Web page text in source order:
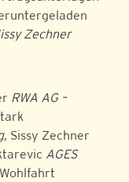
Zechner
RWA AG –
Sissy Zechner
AGES